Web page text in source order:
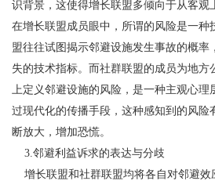
识背景，这使得增长联盟多倾向于从客观
在增长联盟成员眼中，所谓的风险是一种
盟往往试图揭示邻避设施发生事故的概率
失的技术指标。而社群联盟的成员为地方
上定义邻避设施的风险，是一种主观心理
过现代化的传播手段，这种感知到的风险
断放大，增加恐慌。
3.邻避利益诉求的表达与分歧
增长联盟和社群联盟均将各自对邻避效